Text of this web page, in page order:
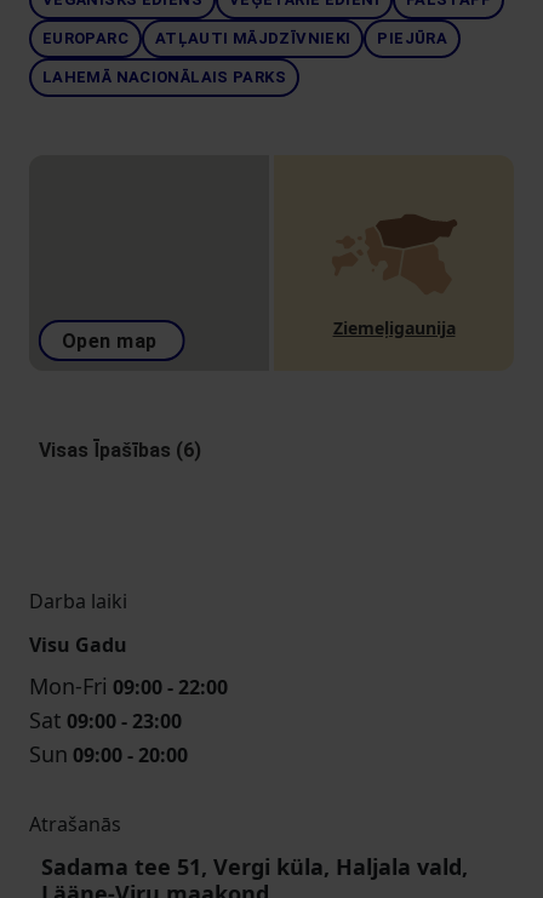
EUROPARC ATĻAUTI MĀJDZĪVNIEKI PIEJŪRA
LAHEMĀ NACIONĀLAIS PARKS
Open map
Ziemeļigaunija
Visas Īpašības (6)
Darba laiki
Visu Gadu
Mon-Fri 09:00 - 22:00
Sat 09:00 - 23:00
Sun 09:00 - 20:00
Atrašanās
Sadama tee 51, Vergi küla, Haljala vald,